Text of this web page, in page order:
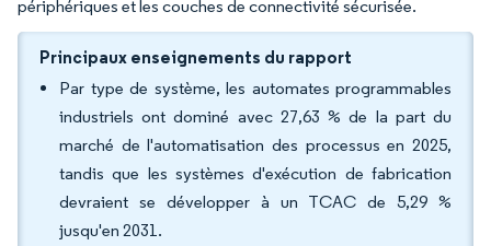
périphériques et les couches de connectivité sécurisée.
Principaux enseignements du rapport
Par type de système, les automates programmables
industriels ont dominé avec 27,63 % de la part du
marché de l'automatisation des processus en 2025,
tandis que les systèmes d'exécution de fabrication
devraient se développer à un TCAC de 5,29 %
jusqu'en 2031.